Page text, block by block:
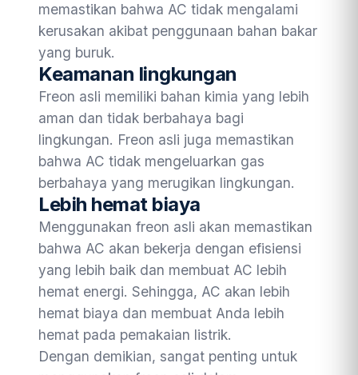
memastikan bahwa AC tidak mengalami
kerusakan akibat penggunaan bahan bakar
yang buruk.
Keamanan lingkungan
Freon asli memiliki bahan kimia yang lebih
aman dan tidak berbahaya bagi
lingkungan. Freon asli juga memastikan
bahwa AC tidak mengeluarkan gas
berbahaya yang merugikan lingkungan.
Lebih hemat biaya
Menggunakan freon asli akan memastikan
bahwa AC akan bekerja dengan efisiensi
yang lebih baik dan membuat AC lebih
hemat energi. Sehingga, AC akan lebih
hemat biaya dan membuat Anda lebih
hemat pada pemakaian listrik.
Dengan demikian, sangat penting untuk